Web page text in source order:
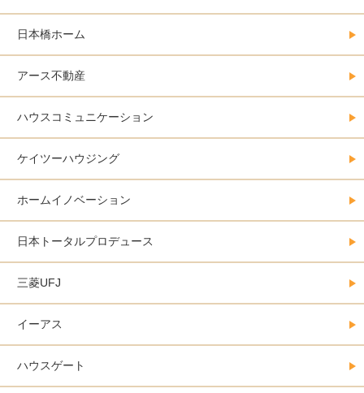
日本橋ホーム
アース不動産
ハウスコミュニケーション
ケイツーハウジング
ホームイノベーション
日本トータルプロデュース
三菱UFJ
イーアス
ハウスゲート